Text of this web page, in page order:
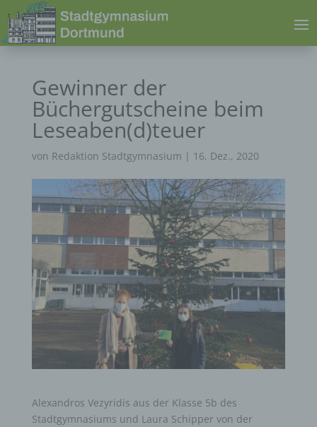
Gewinner der
Büchergutscheine beim
Leseaben(d)teuer
von Redaktion Stadtgymnasium | 16, Dez., 2020
Alexandros Vezyridis aus der Klasse 5b des
Stadtgymnasiums und Laura Schipper von der